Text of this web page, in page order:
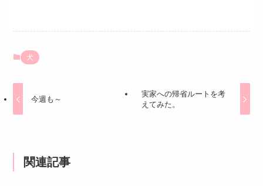
犬
今週も～
実家への帰省ルートを考
えてみた。
関連記事